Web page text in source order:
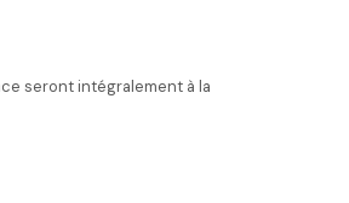
seront intégralement à la